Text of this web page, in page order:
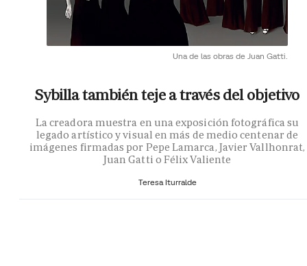
Una de las obras de Juan Gatti.
Sybilla también teje a través del objetivo
La creadora muestra en una exposición fotográfica su
legado artístico y visual en más de medio centenar de
imágenes firmadas por Pepe Lamarca, Javier Vallhonrat,
Juan Gatti o Félix Valiente
Teresa Iturralde